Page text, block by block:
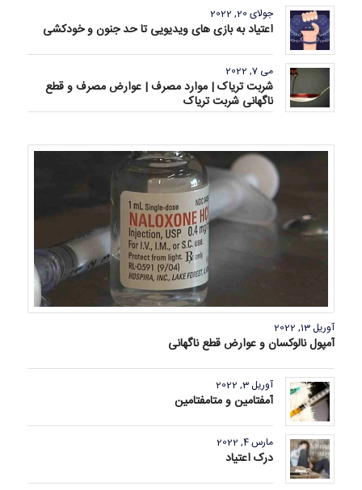
جولای 20, 2022
اعتیاد به بازی های ویدیویی تا حد جنون و خودکشی
می 7, 2022
شربت تریاک | موارد مصرف | عوارض مصرف و قطع
ناگهانی شربت تریاک
آوریل 13, 2022
آمپول نالوکسان و عوارض قطع ناگهانی
آوریل 3, 2022
آمفتامین و متامفتامین
مارس 4, 2022
درک اعتیاد